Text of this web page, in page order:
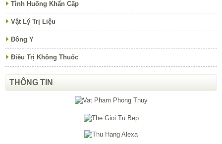
Tình Huống Khẩn Cấp
Vật Lý Trị Liệu
Đông Y
Điều Trị Không Thuốc
THÔNG TIN